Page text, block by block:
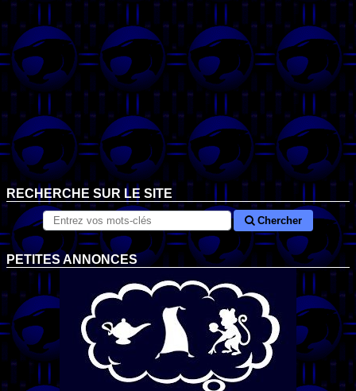
RECHERCHE SUR LE SITE
Chercher
PETITES ANNONCES